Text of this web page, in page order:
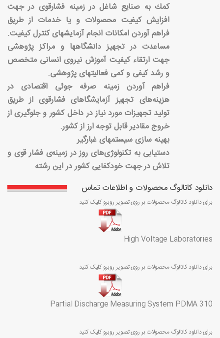
كمك به صنایع شاغل در زمینه فشارقوی در جهت
افزایش كیفیت محصولات و یا خدمات از طریق
فراهم آوردن امكانات انجام آزمایشهای كنترل كیفیت.
مساعدت در تجهیز دانشگاهها و مراكز پژوهشی
جهت ارتقاء كیفیت آموزش نیروی انسانی متخصص
و رشد كیفی و كمی فعالیتهای پژوهشی.
فراهم آوردن زمینه صرفه جوئی اقتصادی در
هزینه‌های تجهیز آزمایشگاهای فشارقوی از طریق
تولید تجهیزات مورد نیاز در داخل كشور و جلوگیری از
خروج مقادیر قابل توجه ارز از كشور.
بهینه سازی سیستمهای غبارگیر
دستیابی به تکنولوژ‌ی‌های روز در زمینه‌ی فشار قوی و
تلاش در جهت خودکفایی کشور در این رشته
دانلود کاتالوگ محصولات و اطلاعات تماس
برای دانلود کاتالوگ محصولات بر روی تصویر روبرو کلیک کنید
High Voltage Laboratories
برای دانلود کاتالوگ محصولات بر روی تصویر روبرو کلیک کنید
Partial Discharge Measuring System PDMA 310
برای دانلود کاتالوگ محصولات بر روی تصویر روبرو کلیک کنید